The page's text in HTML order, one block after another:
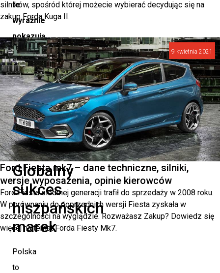
te
wyraźnie
pokazują
rosnącą
popularność
obu
marek
wśród
polskich
kierowców.
Globalny
sukces
hiszpańskich
marek
Polska
to
silników, spośród której możecie wybierać decydując się na
zakup Forda Kuga II.
9 kwietnia 2021
Ford Fiesta mk7 – dane techniczne, silniki,
wersje wyposażenia, opinie kierowców
Ford Fiesta siódmej generacji trafił do sprzedaży w 2008 roku.
W porównaniu do poprzednich wersji Fiesta zyskała w
szczególności na wyglądzie. Rozważasz Zakup? Dowiedz się
więcej na temat Forda Fiesty Mk7.